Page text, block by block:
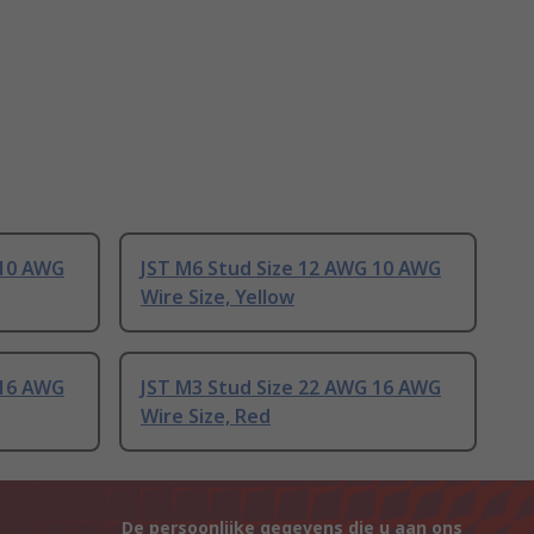
AWG
JST M6 Stud Size 12 AWG 10 AWG
Wire Size, Yellow
AWG
JST M3 Stud Size 22 AWG 16 AWG
Wire Size, Red
De persoonlijke gegevens die u aan ons